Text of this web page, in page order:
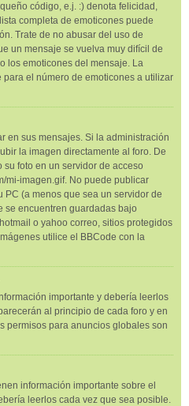
código, e.j. :) denota felicidad,
completa de emoticones puede
Trate de no abusar del uso de
un mensaje se vuelva muy difícil de
los emoticones del mensaje. La
el número de emoticones a utilizar
en sus mensajes. Si la administración
la imagen directamente al foro. De
foto en un servidor de acceso
mi-imagen.gif. No puede publicar
(a menos que sea un servidor de
se encuentren guardadas bajo
o yahoo correo, sitios protegidos
utilice el BBCode con la
importante y debería leerlos
al principio de cada foro y en
permisos para anuncios globales son
información importante sobre el
leerlos cada vez que sea posible.